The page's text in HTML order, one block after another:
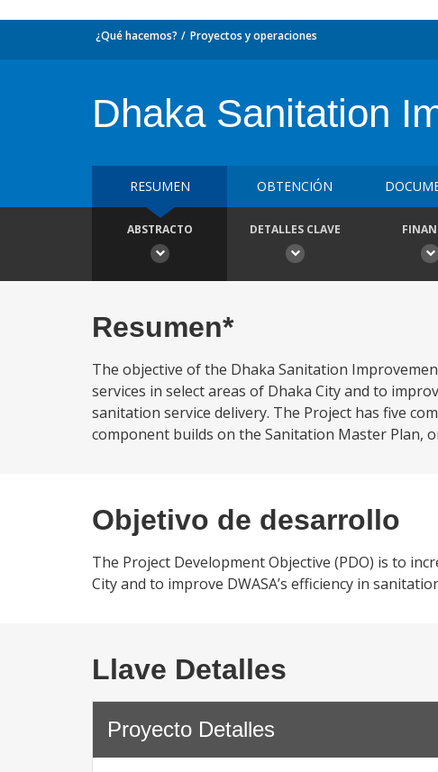
¿Qué hacemos? Proyectos y operaciones
Dhaka Sanitation
RESUMEN OBTENCIÓN
ABSTRACTO DETALLES CLAVE
Resumen*
The objective of the Dhaka Sanitation
services in select areas of Dhaka City and to
sanitation service delivery. The Project has five
component builds on the Sanitation Master Plan,
Objetivo de desarrollo
The Project Development Objective (PDO) is to
City and to improve DWASA’s efficiency in
Llave Detalles
Proyecto Detalles